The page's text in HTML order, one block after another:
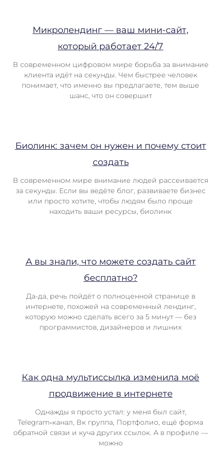
Микролендинг — ваш мини-сайт,
который работает 24/7
В современном цифровом мире борьба за внимание
клиента идёт на секунды. Чем быстрее человек
понимает, что именно вы предлагаете, тем выше
шанс, что он совершит
Биолинк: зачем он нужен и почему стоит
создать
В современном мире внимание людей рассеивается
за секунды. Если вы ведёте блог, развиваете бизнес
или просто хотите, чтобы людям было проще
находить ваши ресурсы, биолинк
А вы знали, что можете создать сайт
бесплатно?
Да-да, речь пойдёт о полноценной странице в
интернете, похожей на современный лендинг,
которую можно сделать всего за 5 минут — без
программистов, дизайнеров и лишних
Как одна мультиссылка изменила моё
продвижение в интернете
Однажды я просто устал: у меня был сайт,
Telegram‑канал, Вк группа, Портфолио, ещё форма
обратной связи и куча других ссылок. А в профиле —
можно